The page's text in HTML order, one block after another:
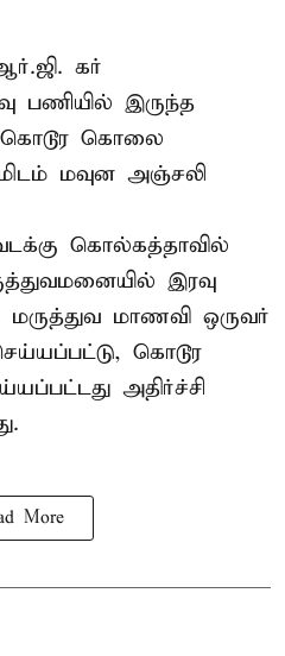
கர்
பணியில் இருந்த
கொடூர கொலை
மவுன அஞ்சலி
கொல்கத்தாவில்
இரவு
மருத்துவ மாணவி ஒருவர்
கொடூர
அதிர்ச்சி
More